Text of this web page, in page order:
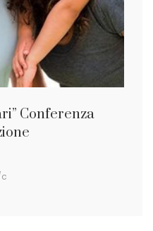
Conferenza